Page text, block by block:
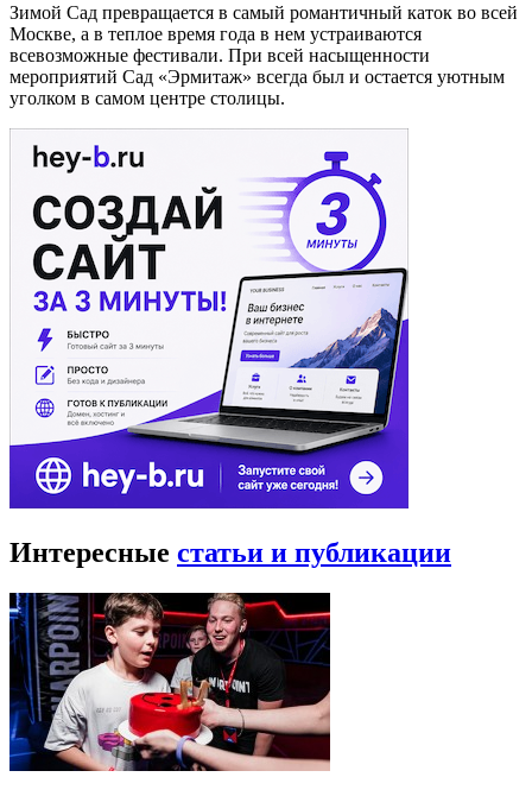
Зимой Сад превращается в самый романтичный каток во всей
Москве, а в теплое время года в нем устраиваются
всевозможные фестивали. При всей насыщенности
мероприятий Сад «Эрмитаж» всегда был и остается уютным
уголком в самом центре столицы.
Интересные статьи и публикации